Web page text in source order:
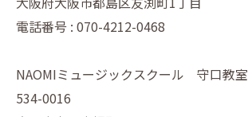
電話番号 : 070-4212-0468
NAOMIミュージックスクール 守口教室
534-0016